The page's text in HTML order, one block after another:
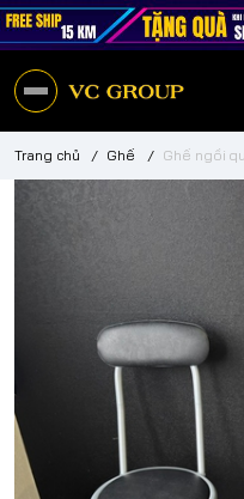
Trang chủ / Ghế / Ghế ngồi